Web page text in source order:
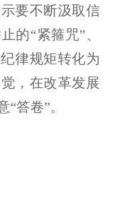
要不断汲取信
的“紧箍咒”、
律规矩转化为
，在改革发展
答卷”。